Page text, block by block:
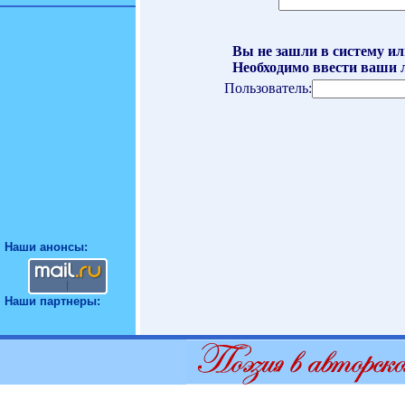
Наши анонсы:
Наши партнеры:
Вы не зашли в систему
Необходимо ввести ваши
Пользователь: